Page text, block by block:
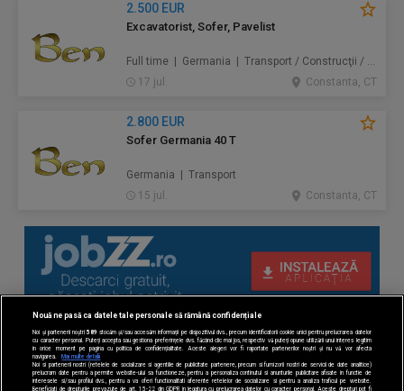
2.500 EUR
Excavatorist, Sofer, Pavelist
Full time | Germania | Transport / Construcţii / Amenajări
17 jul.
Constanta, CT
2.800 EUR
Sofer Germania 40 T
Germania | Transport
15 jul.
Constanta, CT
Nouă ne pasă ca datele tale personale să rămână confidențiale
Noi și partenerii noștri 589 stocăm și/sau accesăm informații pe dispozitivul dvs., precum identificatorii cookie unici pentru prelucrarea datelor
cu caracter personal. Puteți accepta sau gestiona preferințele dvs. făcând clic mai jos, respectiv vă puteți opune utilizării unui interes legitim
în orice moment pe pagina cu politica de confidențialitate. Aceste alegeri vor fi raportate partenerilor noștri și nu vă vor afecta
navigarea.
Mai multe detalii
Noi si partenerii nostri (retelele de socializare si agentiile de publicitate partenere, precum si furnizorii nostri de servicii de date analitice)
prelucram date pentru a permite website-ului sa functioneze, pentru a personaliza continutul si anunturile publicitare afisate in functie de
interesele si/sau profilul dvs., pentru a va oferi functionalitati aferente retelelor de socializare si pentru a analiza traficul pe website.
Beneficiati de drepturile prevazute de art. 15-22 din GDPR in legatura cu prelucrarea datelor cu caracter personal. Aceste drepturi pot fi